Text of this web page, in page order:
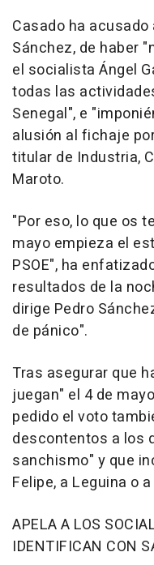
Casado ha
Sánchez, de haber
el socialista Ángel
todas las
Senegal", e
alusión al fichaje
titular de Industria,
Maroto.
"Por eso, lo que os
mayo empieza el
PSOE", ha
resultados de la
dirige Pedro
de pánico".
Tras asegurar que
juegan" el 4 de
pedido el voto
descontentos a los
sanchismo" y que
Felipe, a Leguina o
APELA A LOS
IDENTIFICAN CON